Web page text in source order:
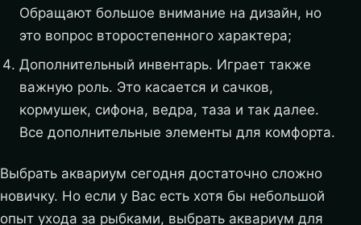
Обращают большое внимание на дизайн, но
это вопрос второстепенного характера;
Дополнительный инвентарь. Играет также
важную роль. Это касается и сачков,
кормушек, сифона, ведра, таза и так далее.
Все дополнительные элементы для комфорта.
Выбрать аквариум сегодня достаточно сложно
новичку. Но если у Вас есть хотя бы небольшой
опыт ухода за рыбками, выбрать аквариум для